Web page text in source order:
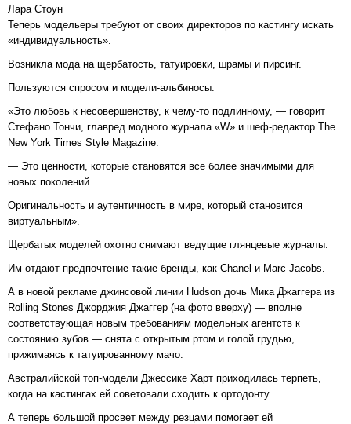
Лара Стоун
Теперь модельеры требуют от своих директоров по кастингу искать
«индивидуальность».
Возникла мода на щербатость, татуировки, шрамы и пирсинг.
Пользуются спросом и модели-альбиносы.
«Это любовь к несовершенству, к чему-то подлинному, — говорит
Стефано Тончи, главред модного журнала «W» и шеф-редактор The
New York Times Style Magazine.
— Это ценности, которые становятся все более значимыми для
новых поколений.
Оригинальность и аутентичность в мире, который становится
виртуальным».
Щербатых моделей охотно снимают ведущие глянцевые журналы.
Им отдают предпочтение такие бренды, как Chanel и Marc Jacobs.
А в новой рекламе джинсовой линии Hudson дочь Мика Джаггера из
Rolling Stones Джорджия Джаггер (на фото вверху) — вполне
соответствующая новым требованиям модельных агентств к
состоянию зубов — снята с открытым ртом и голой грудью,
прижимаясь к татуированному мачо.
Австралийской топ-модели Джессике Харт приходилась терпеть,
когда на кастингах ей советовали сходить к ортодонту.
А теперь большой просвет между резцами помогает ей